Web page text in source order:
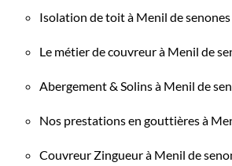
Isolation de toit à Menil de senones
Le métier de couvreur à Menil de
Abergement & Solins à Menil de
Nos prestations en gouttières à
Couvreur Zingueur à Menil de